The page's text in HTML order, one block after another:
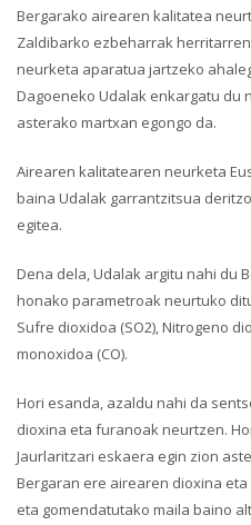
Bergarako airearen kalitatea
Zaldibarko ezbeharrak
neurketa aparatua jartzeko
Dagoeneko Udalak enkargatu du
asterako martxan egongo da.
Airearen kalitatearen neurketa
baina Udalak garrantzitsua
egitea.
Dena dela, Udalak argitu nahi du
honako parametroak neurtuko
Sufre dioxidoa (SO2), Nitrogeno
monoxidoa (CO).
Hori esanda, azaldu nahi da
dioxina eta furanoak neurtzen.
Jaurlaritzari eskaera egin zion
Bergaran ere airearen dioxina
eta gomendatutako maila baino